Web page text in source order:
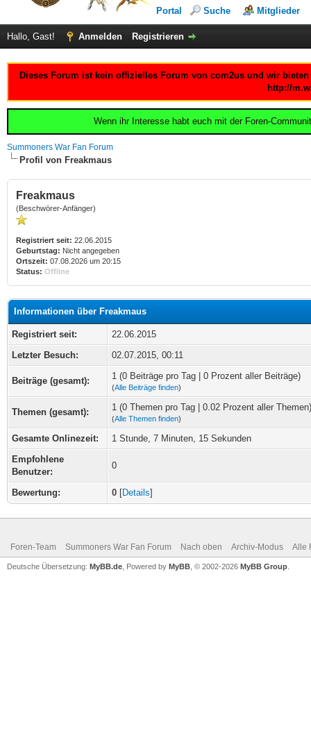
Portal Suche Mitglieder
Hallo, Gast! Anmelden Registrieren
Dieses Forum ist kein offizielles Forum von com2us und wir
http://
Wenn ihr Interesse habt euch mit der Foren-
Summoners War Fan Forum
Profil von Freakmaus
Freakmaus
(Beschwörer-Anfänger)
Registriert seit: 22.06.2015
Geburtstag: Nicht angegeben
Ortszeit: 07.08.2026 um 20:15
Status: Offline
Informationen über Freakmaus
Registriert seit:
22.06.2015
Letzter Besuch:
02.07.2015, 00:11
Beiträge (gesamt): 1 (0 Beiträge pro Tag | 0 Prozent aller Beiträge)
(Alle Beiträge finden)
Themen (gesamt): 1 (0 Themen pro Tag | 0.02 Prozent aller Themen)
(Alle Themen finden)
Gesamte Onlinezeit:
1 Stunde, 7 Minuten, 15 Sekunden
Empfohlene
Benutzer:
0
Bewertung: 0 [Details]
Foren-Team Summoners War Fan Forum Nach oben Archiv-Modus Alle
Deutsche Übersetzung: MyBB.de , Powered by MyBB , © 2002-2026 MyBB Group